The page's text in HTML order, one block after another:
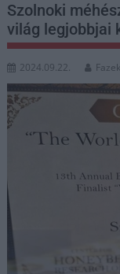
Szolnoki
világ legjobbjai
2024.09.22.